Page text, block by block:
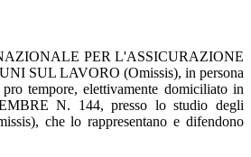
PER L'ASSICURAZIONE
SUL LAVORO (Omissis), in persona
pro tempore, elettivamente domiciliato in
N. 144, presso lo studio degli
che lo rappresentano e difendono